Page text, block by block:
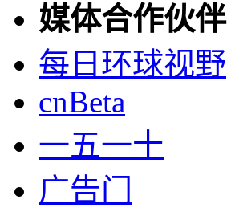
媒体合作伙伴
每日环球视野
cnBeta
一五一十
广告门